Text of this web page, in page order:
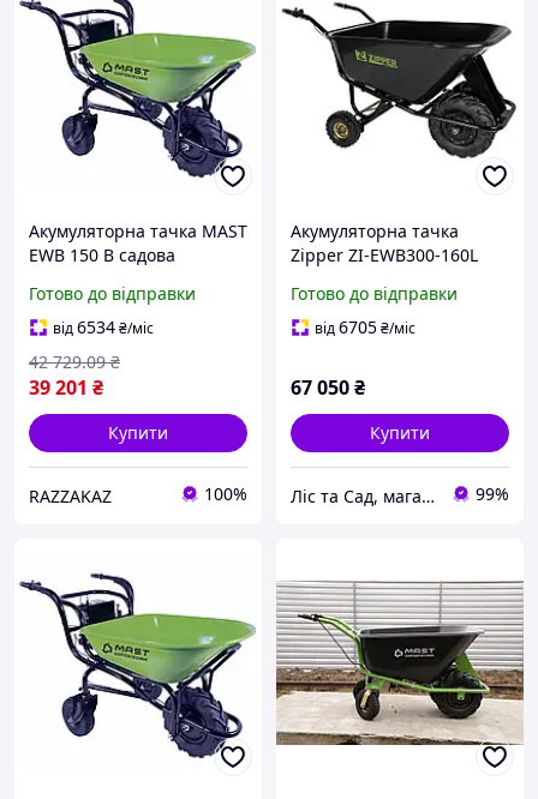
Акумуляторна тачка MAST
EWB 150 B садова
вантажопідйомність для
перевезення сипучих
матеріалів
Готово до відправки
від6534₴/міс
39 201 ₴
42 729.09 ₴
Купити
RAZZAKAZ 100%
Акумуляторна тачка
Zipper ZI-EWB300-160L
Готово до відправки
від6705₴/міс
67 050₴
Купити
Ліс та Сад, магазин інструментів та садової техніки 99%